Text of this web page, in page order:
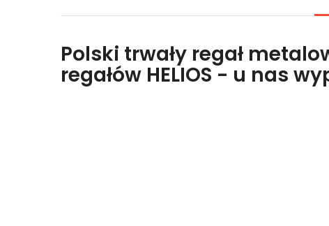
Polski trwały regał
regałów HELIOS - u nas